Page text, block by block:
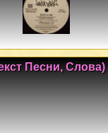
Песни, Слова)